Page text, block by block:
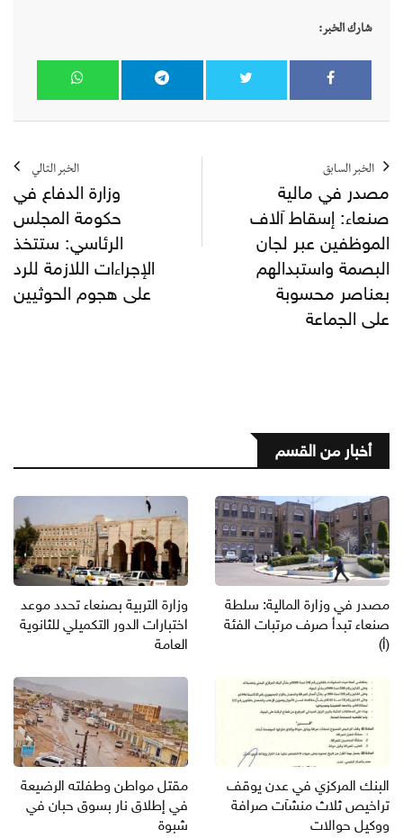
شارك الخبر:
الخبر السابق
مصدر في مالية
صنعاء: إسقاط آلاف
الموظفين عبر لجان
البصمة واستبدالهم
بعناصر محسوبة
على الجماعة
الخبر التالي
وزارة الدفاع في
حكومة المجلس
الرئاسي: ستتخذ
الإجراءات اللازمة للرد
على هجوم الحوثيين
أخبار من القسم
مصدر في وزارة المالية: سلطة
صنعاء تبدأ صرف مرتبات الفئة
(أ)
وزارة التربية بصنعاء تحدد موعد
اختبارات الدور التكميلي للثانوية
العامة
البنك المركزي في عدن يوقف
تراخيص ثلاث منشآت صرافة
ووكيل حوالات
مقتل مواطن وطفلته الرضيعة
في إطلاق نار بسوق حبان في
شبوة